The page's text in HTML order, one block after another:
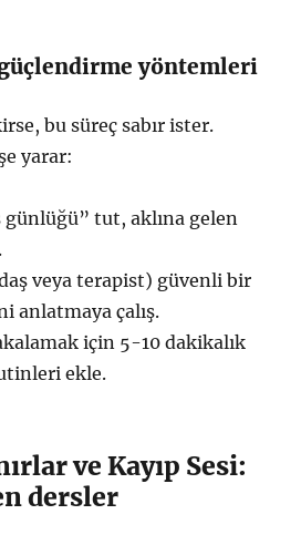
yöntemleri
bu süreç sabır ister.
yarar:
günlüğü” tut, aklına gelen
veya terapist) güvenli bir
anlatmaya çalış.
için 5-10 dakikalık
ekle.
ve Kayıp Sesi:
dersler